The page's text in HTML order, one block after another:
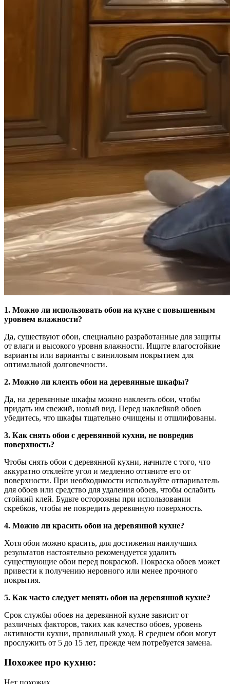
1. Можно ли использовать обои на кухне с повышенным
уровнем влажности?
Да, существуют обои, специально разработанные для защиты
от влаги и высокого уровня влажности. Ищите влагостойкие
варианты или варианты с виниловым покрытием для
оптимальной долговечности.
2. Можно ли клеить обои на деревянные шкафы?
Да, на деревянные шкафы можно наклеить обои, чтобы
придать им свежий, новый вид. Перед наклейкой обоев
убедитесь, что шкафы тщательно очищены и отшлифованы.
3. Как снять обои с деревянной кухни, не повредив
поверхность?
Чтобы снять обои с деревянной кухни, начните с того, что
аккуратно отклейте угол и медленно оттяните его от
поверхности. При необходимости используйте отпариватель
для обоев или средство для удаления обоев, чтобы ослабить
стойкий клей. Будьте осторожны при использовании
скребков, чтобы не повредить деревянную поверхность.
4. Можно ли красить обои на деревянной кухне?
Хотя обои можно красить, для достижения наилучших
результатов настоятельно рекомендуется удалить
существующие обои перед покраской. Покраска обоев может
привести к получению неровного или менее прочного
покрытия.
5. Как часто следует менять обои на деревянной кухне?
Срок службы обоев на деревянной кухне зависит от
различных факторов, таких как качество обоев, уровень
активности кухни, правильный уход. В среднем обои могут
прослужить от 5 до 15 лет, прежде чем потребуется замена.
Похожее про кухню: